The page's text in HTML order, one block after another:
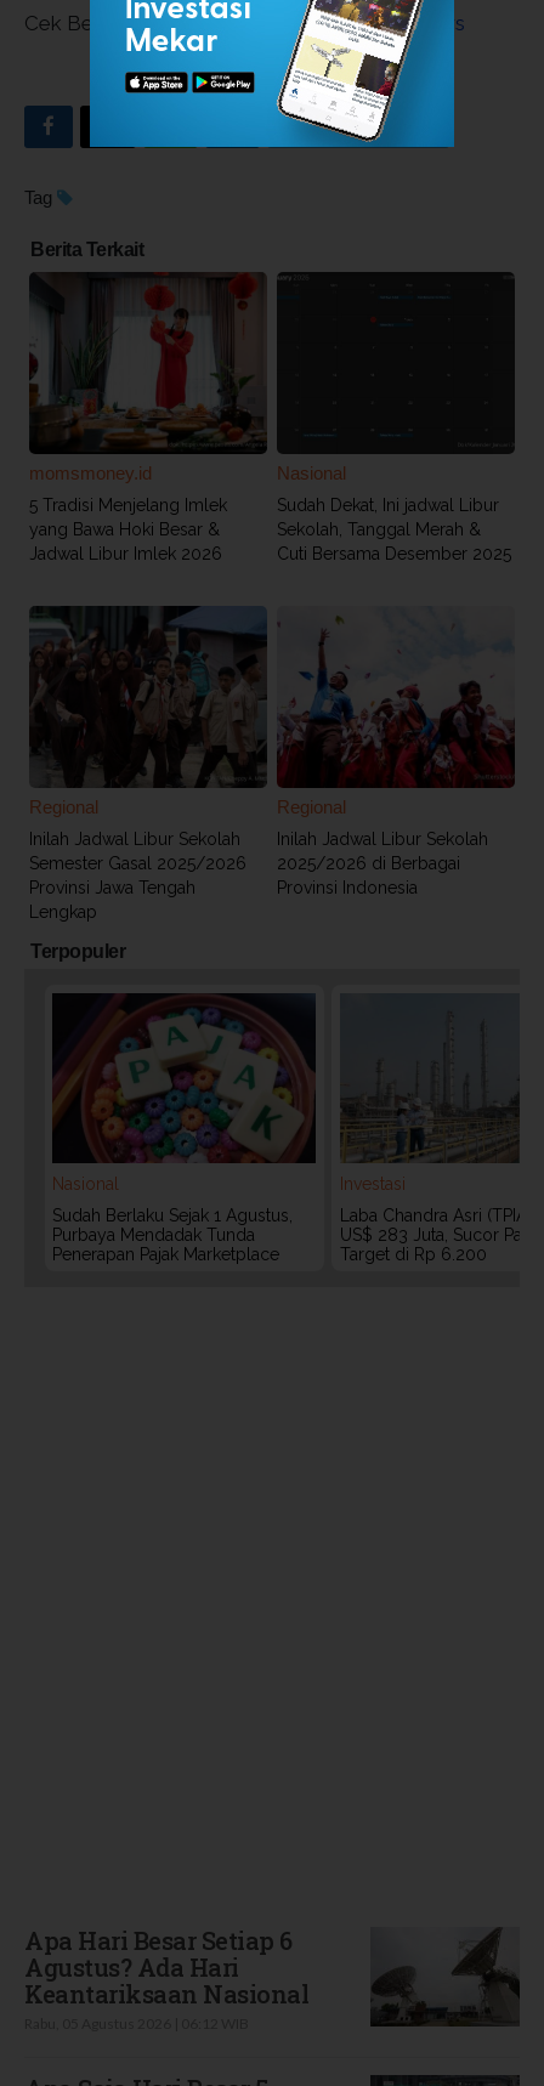
Cek Berita dan Artikel yang lain diGoogle News
INDEKS BERITA
Tag
Berita Terkait
momsmoney.id
5 Tradisi Menjelang Imlek
yang Bawa Hoki Besar &
Jadwal Libur Imlek 2026
Nasional
Sudah Dekat, Ini jadwal Libur
Sekolah, Tanggal Merah &
Cuti Bersama Desember 2025
Regional
Inilah Jadwal Libur Sekolah
Semester Gasal 2025/2026
Provinsi Jawa Tengah
Lengkap
Regional
Inilah Jadwal Libur Sekolah
2025/2026 di Berbagai
Provinsi Indonesia
Terpopuler
Nasional
Sudah Berlaku Sejak 1 Agustus,
Purbaya Mendadak Tunda
Penerapan Pajak Marketplace
Investasi
Laba Chandra Asri (TPIA)
US$ 283 Juta, Sucor
Target di Rp 6.200
Apa Hari Besar Setiap 6
Agustus? Ada Hari
Keantariksaan Nasional